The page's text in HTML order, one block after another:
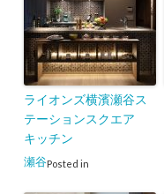
ライオンズ横濱瀬谷ス
テーションスクエア
キッチン
Posted in
瀬谷